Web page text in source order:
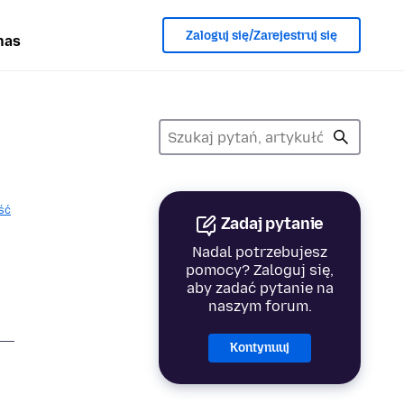
Zaloguj się/Zarejestruj się
Zadaj pytanie
Nadal potrzebujesz
pomocy? Zaloguj się,
aby zadać pytanie na
naszym forum.
Kontynuuj